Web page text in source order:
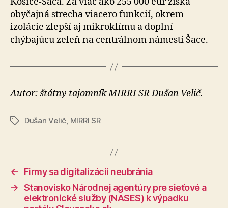
obyčajná strecha viacero funkcií, okrem
izolácie zlepší aj mikroklímu a doplní
chýbajúcu zeleň na centrálnom námestí Šace.
Autor: štátny tajomník MIRRI SR Dušan Velič.
ZnačkyDušan Velič, MIRRI SR
←
Firmy sa digitalizácii neubránia
→ Stanovisko Národnej agentúry pre sieťové a
elektronické služby (NASES) k výpadku